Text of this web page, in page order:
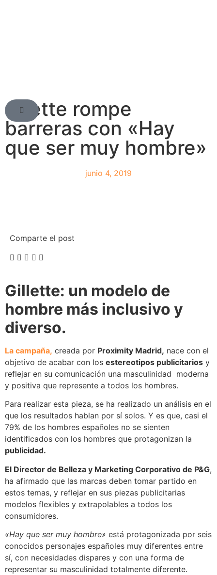
Gilette rompe
barreras con «Hay
que ser muy hombre»
junio 4, 2019
Comparte el post
Gillette: un modelo de
hombre más inclusivo y
diverso.
La campaña, creada por Proximity Madrid, nace con el
objetivo de acabar con los estereotipos publicitarios y
reflejar en su comunicación una masculinidad moderna
y positiva que represente a todos los hombres.
Para realizar esta pieza, se ha realizado un análisis en el
que los resultados hablan por sí solos. Y es que, casi el
79% de los hombres españoles no se sienten
identificados con los hombres que protagonizan la
publicidad.
El Director de Belleza y Marketing Corporativo de P&G,
ha afirmado que las marcas deben tomar partido en
estos temas, y reflejar en sus piezas publicitarias
modelos flexibles y extrapolables a todos los
consumidores.
«Hay que ser muy hombre» está protagonizada por seis
conocidos personajes españoles muy diferentes entre
sí, con necesidades dispares y con una forma de
representar su masculinidad totalmente diferente.